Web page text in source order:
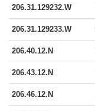
206.31.129232.W
206.31.129233.W
206.40.12.N
206.43.12.N
206.46.12.N